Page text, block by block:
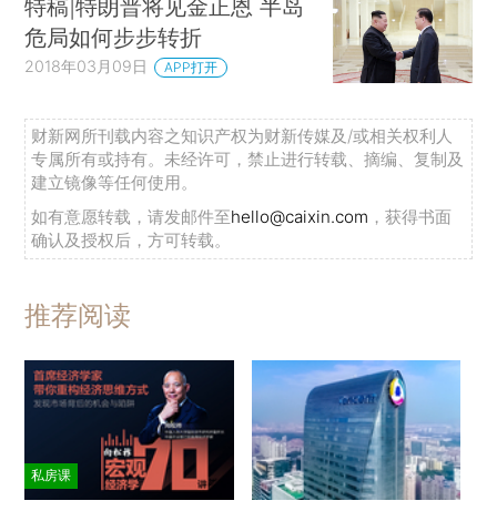
特稿|特朗普将见金正恩 半岛
危局如何步步转折
2018年03月09日 APP打开
财新网所刊载内容之知识产权为财新传媒及/或相关权利人
专属所有或持有。未经许可，禁止进行转载、摘编、复制及
建立镜像等任何使用。
如有意愿转载，请发邮件至hello@caixin.com ，获得书面
确认及授权后，方可转载。
推荐阅读
私房课